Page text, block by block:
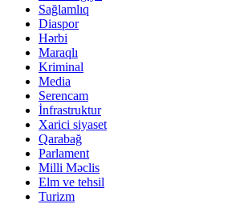
Sağlamlıq
Diaspor
Hərbi
Maraqlı
Kriminal
Media
Serencam
İnfrastruktur
Xarici siyaset
Qarabağ
Parlament
Milli Məclis
Elm ve tehsil
Turizm